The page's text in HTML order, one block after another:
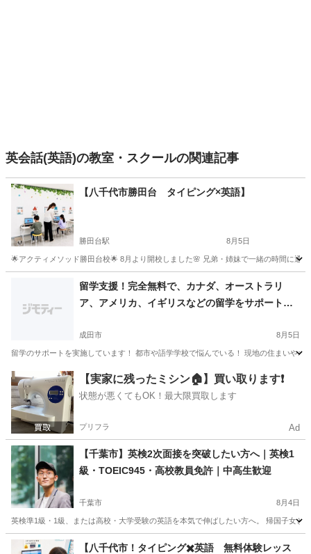
英会話(英語)の教室・スクールの関連記事
【八千代市勝田台 タイピング×英語】
勝田台駅 8月5日
🌟アクティメソッド勝田台校🌟 8月より開校しました🌸 兄弟・姉妹で一緒の時間に
勝田台駅 英語/基礎英語 タイピング
留学支援！完全無料で、カナダ、オーストラリ
ア、アメリカ、イギリスなどの留学をサポートし
成田市 8月5日
留学のサポートを実施しています！ 都市や語学学校で悩んでいる！ 現地の住まいや
成田市 その他 千葉 市川市 その他
【実家に残ったミシン🏠】買い取ります❗️
状態が悪くてもOK！最大限買取します
プリフラ Ad
【千葉市】英検2次面接を突破したい方へ｜英検1
級・TOEIC945・高校教員免許｜中高生歓迎
千葉市 8月4日
英検準1級・1級、または高校・大学受験の英語を本気で伸ばしたい方へ。 帰国子女
千葉 千葉市 英会話 1級
【八千代市！タイピング✖️英語 無料体験レッス